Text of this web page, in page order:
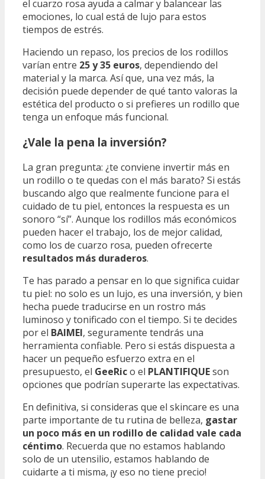
el cuarzo rosa ayuda a calmar y balancear las
emociones, lo cual está de lujo para estos
tiempos de estrés.
Haciendo un repaso, los precios de los rodillos
varían entre 25 y 35 euros, dependiendo del
material y la marca. Así que, una vez más, la
decisión puede depender de qué tanto valoras la
estética del producto o si prefieres un rodillo que
tenga un enfoque más funcional.
¿Vale la pena la inversión?
La gran pregunta: ¿te conviene invertir más en
un rodillo o te quedas con el más barato? Si estás
buscando algo que realmente funcione para el
cuidado de tu piel, entonces la respuesta es un
sonoro “sí”. Aunque los rodillos más económicos
pueden hacer el trabajo, los de mejor calidad,
como los de cuarzo rosa, pueden ofrecerte
resultados más duraderos.
Te has parado a pensar en lo que significa cuidar
tu piel: no solo es un lujo, es una inversión, y bien
hecha puede traducirse en un rostro más
luminoso y tonificado con el tiempo. Si te decides
por el BAIMEI, seguramente tendrás una
herramienta confiable. Pero si estás dispuesta a
hacer un pequeño esfuerzo extra en el
presupuesto, el GeeRico el PLANTIFIQUEson
opciones que podrían superarte las expectativas.
En definitiva, si consideras que el skincare es una
parte importante de tu rutina de belleza, gastar
un poco más en un rodillo de calidad vale cada
céntimo. Recuerda que no estamos hablando
solo de un utensilio, estamos hablando de
cuidarte a ti misma, ¡y eso no tiene precio!